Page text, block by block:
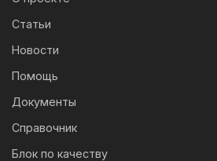
Статьи
Новости
Помощь
Документы
Справочник
Блок по качеству